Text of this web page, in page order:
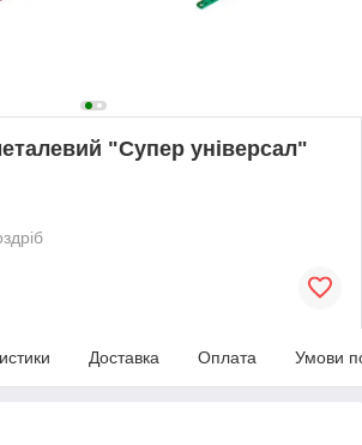
"Супер універсал"
Доставка Оплата Умови